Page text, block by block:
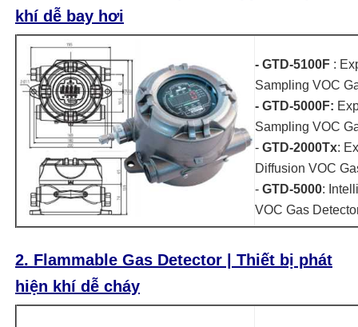
khí dễ bay hơi
- GTD-5100F:
Sampling VOC
- GTD-5000F:
Sampling VOC
-GTD-2000Tx:
Diffusion VOC
- GTD-5000:
VOC Gas
2. Flammable Gas Detector | Thiết bị phát
hiện khí dễ cháy